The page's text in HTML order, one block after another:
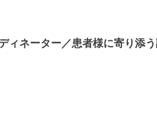
ィネーター／患者様に寄り添